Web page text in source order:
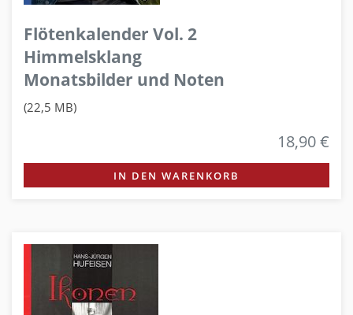
Flötenkalender Vol. 2
Himmelsklang
Monatsbilder und Noten
(22,5 MB)
18,90 €
IN DEN WARENKORB